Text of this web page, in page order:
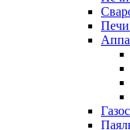
Печи